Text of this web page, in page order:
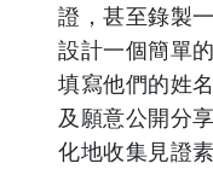
證，甚至錄製
設計一個簡單
填寫他們的姓
及願意公開分
化地收集見證